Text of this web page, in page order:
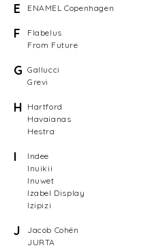
E ENAMEL Copenhagen
F
Flabelus
From Future
G Gallucci
Grevi
H Hartford
Havaianas
Hestra
I
Indee
Inuikii
Inuwet
Izabel Display
Izipizi
J
Jacob Cohën
JURTA